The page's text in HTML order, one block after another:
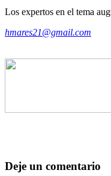
Los expertos en el tema
hmares21@gmail.com
Deje un comentario